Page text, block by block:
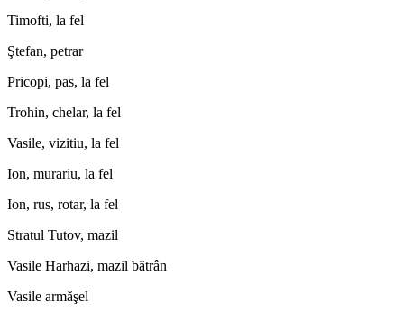
Timofti, la fel
Ştefan, petrar
Pricopi, pas, la fel
Trohin, chelar, la fel
Vasile, vizitiu, la fel
Ion, murariu, la fel
Ion, rus, rotar, la fel
Stratul Tutov, mazil
Vasile Harhazi, mazil bătrân
Vasile armăşel